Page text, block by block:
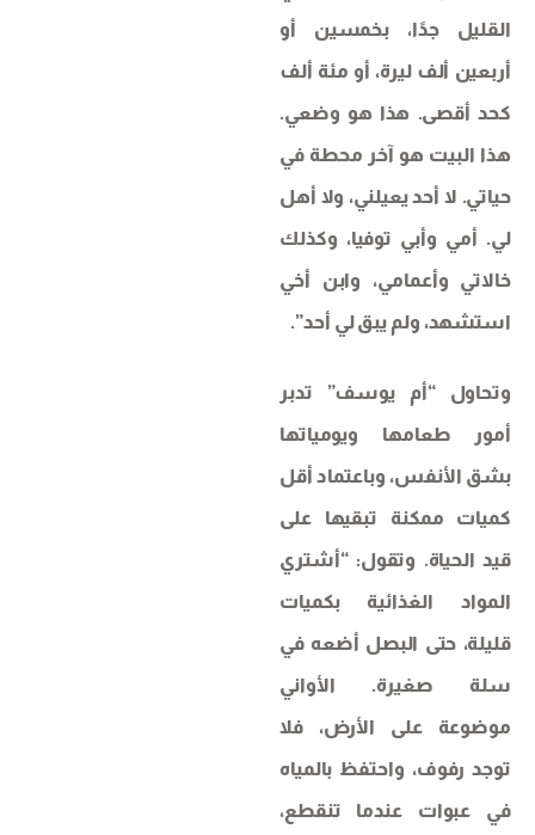
القليل جدًا، بخمسين أو
أربعين ألف ليرة، أو مئة ألف
كحد أقصى. هذا هو وضعي.
هذا البيت هو آخر محطة في
حياتي. لا أحد يعيلني، ولا أهل
لي. أمي وأبي توفيا، وكذلك
خالاتي وأعمامي، وابن أخي
استشهد، ولم يبق لي أحد”.
وتحاول “أم يوسف” تدبر
أمور طعامها ويومياتها
بشق الأنفس، وباعتماد أقل
كميات ممكنة تبقيها على
قيد الحياة. وتقول: “أشتري
المواد الغذائية بكميات
قليلة، حتى البصل أضعه في
سلة صغيرة. الأواني
موضوعة على الأرض، فلا
توجد رفوف، واحتفظ بالمياه
في عبوات عندما تنقطع،